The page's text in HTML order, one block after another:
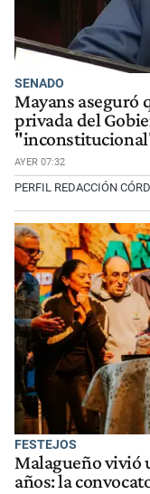
SENADO
Mayans aseguró
privada del
AYER 07:32
PERFIL REDACCIÓN
FESTEJOS
Malagueño vivió
años: la